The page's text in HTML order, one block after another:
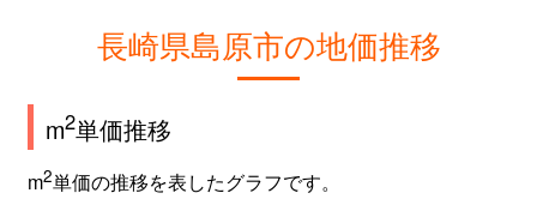
長崎県島原市の地価推移
m2単価推移
m2単価の推移を表したグラフです。